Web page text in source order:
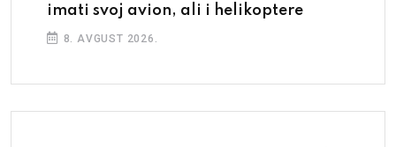
imati svoj avion, ali i helikoptere
8. AVGUST 2026.